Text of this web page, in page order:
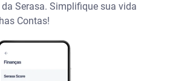
Serasa. Simplifique sua vida
Contas!